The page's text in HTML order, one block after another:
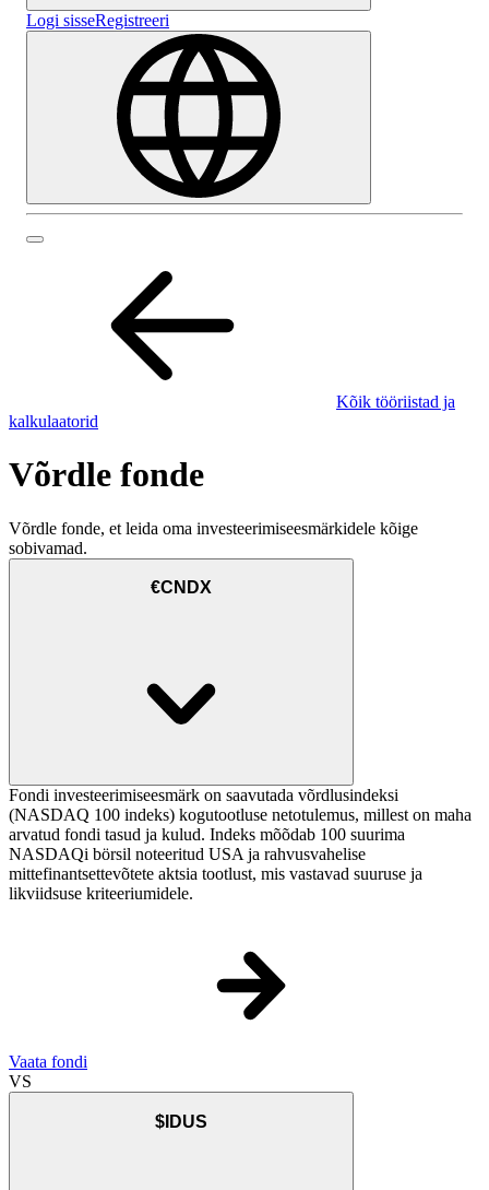
Logi sisseRegistreeri
Kõik tööriistad ja
kalkulaatorid
Võrdle fonde
Võrdle fonde, et leida oma investeerimiseesmärkidele kõige
sobivamad.
€CNDX
Fondi investeerimiseesmärk on saavutada võrdlusindeksi
(NASDAQ 100 indeks) kogutootluse netotulemus, millest on maha
arvatud fondi tasud ja kulud. Indeks mõõdab 100 suurima
NASDAQi börsil noteeritud USA ja rahvusvahelise
mittefinantsettevõtete aktsia tootlust, mis vastavad suuruse ja
likviidsuse kriteeriumidele.
Vaata fondi
VS
$IDUS